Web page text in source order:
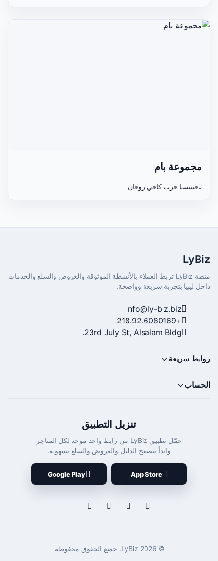
مجموعة بام
فينيسيا قرب كافي روقان
LyBiz
منصة LyBiz تربط العملاء بالأنشطة الموثوقة والعروض والسلع والخدمات
داخل ليبيا بتجربة سريعة وواضحة.
info@ly-biz.biz
+218.92.6080169
23rd July St, Alsalam Bldg.
روابط سريعة
الحساب
تنزيل التطبيق
حمّل تطبيق LyBiz من رابط واحد موحد لكل المتاجر
وابدأ بتصفح الدليل والعروض والسلع بسهولة.
App Store
Google Play
© 2026 LyBiz. جميع الحقوق محفوظة.